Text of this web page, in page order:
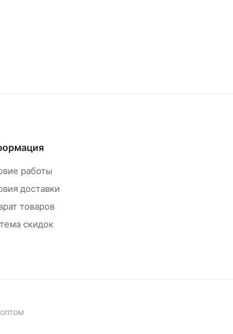
работы
доставки
товаров
скидок